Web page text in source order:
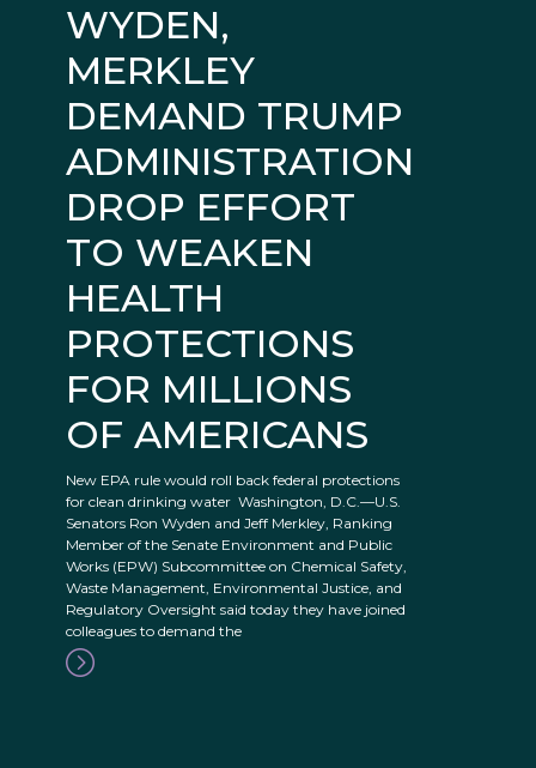
WYDEN,
MERKLEY
DEMAND TRUMP
ADMINISTRATION
DROP EFFORT
TO WEAKEN
HEALTH
PROTECTIONS
FOR MILLIONS
OF AMERICANS
New EPA rule would roll back federal protections
for clean drinking water Washington, D.C.—U.S.
Senators Ron Wyden and Jeff Merkley, Ranking
Member of the Senate Environment and Public
Works (EPW) Subcommittee on Chemical Safety,
Waste Management, Environmental Justice, and
Regulatory Oversight said today they have joined
colleagues to demand the